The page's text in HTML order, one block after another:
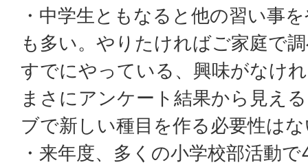
・中学生ともなると他の習い事
も多い。やりたければご家庭で
すでにやっている、興味がなけ
まさにアンケート結果から見え
ブで新しい種目を作る必要性は
・来年度、多くの小学校部活動